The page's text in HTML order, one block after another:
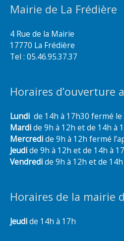
Mairie de La Frédière
4 Rue de la Mairie
17770 La Frédière
Tel : 05.46.95.37.37
Horaires d’ouverture
Lundi de 14h à 17h30 fermé
Mardide 9h à 12h et de 14h à
Mercredide 9h à 12h fermé
Jeudide 9h à 12h et de 14h à
Vendredide 9h à 12h et de
Horaires de la mairie
Jeudide 14h à 17h